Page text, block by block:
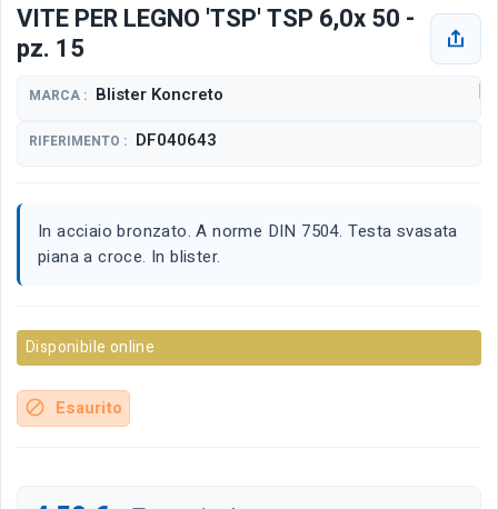
VITE PER LEGNO 'TSP' TSP 6,0x 50 -
pz. 15
MARCA : Blister Koncreto
RIFERIMENTO : DF040643
In acciaio bronzato. A norme DIN 7504. Testa svasata
piana a croce. In blister.
Disponibile online
block Esaurito